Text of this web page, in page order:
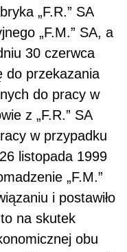
„F.R.” SA
„F.M.” SA, a
30 czerwca
do przekazania
do pracy w
z „F.R.” SA
w przypadku
listopada 1999
„F.M.”
i postawiło
na skutek
obu